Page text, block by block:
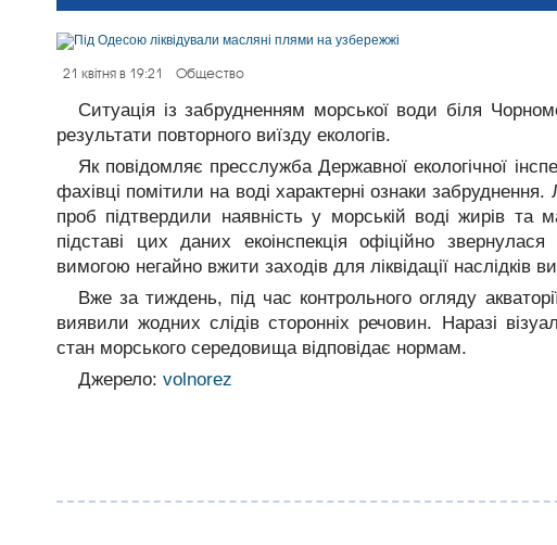
21 квітня в 19:21 Общество
Ситуація із забрудненням морської води біля
результати повторного виїзду екологів.
Як повідомляє пресслужба Державної екологічної
фахівці помітили на воді характерні ознаки забруднення.
проб підтвердили наявність у морській воді жирів та
підставі цих даних екоінспекція офіційно
вимогою негайно вжити заходів для ліквідації наслідків
Вже за тиждень, під час контрольного огляду
виявили жодних слідів сторонніх речовин. Наразі
стан морського середовища відповідає нормам.
Джерело: volnorez